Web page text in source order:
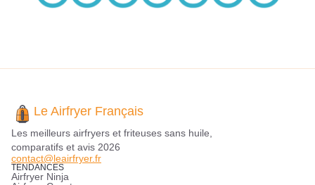
Le Airfryer Français
Les meilleurs airfryers et friteuses sans huile,
comparatifs et avis 2026
contact@leairfryer.fr
TENDANCES
Airfryer Ninja